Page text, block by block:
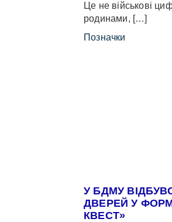
Це не військові
родинами, […]
Позначки
У БДМУ
ДВЕРЕЙ У
КВЕСТ»